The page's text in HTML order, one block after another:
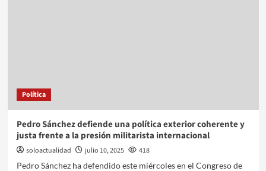
Política
Pedro Sánchez defiende una política exterior coherente y
justa frente a la presión militarista internacional
soloactualidad julio 10, 2025
418
Pedro Sánchez ha defendido este miércoles en el Congreso de